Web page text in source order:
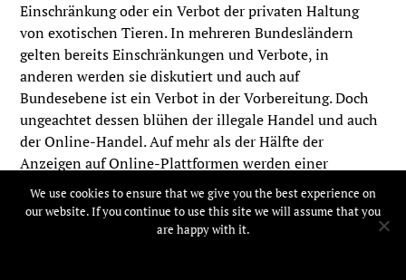
Einschränkung oder ein Verbot der privaten Haltung
von exotischen Tieren. In mehreren Bundesländern
gelten bereits Einschränkungen und Verbote, in
anderen werden sie diskutiert und auch auf
Bundesebene ist ein Verbot in der Vorbereitung. Doch
ungeachtet dessen blühen der illegale Handel und auch
der Online-Handel. Auf mehr als der Hälfte der
Anzeigen auf Online-Plattformen werden einer
Untersuchung zufolge lebende exotische Tiere
angeboten.
We use cookies to ensure that we give you the best experience on
our website. If you continue to use this site we will assume that you
are happy with it.